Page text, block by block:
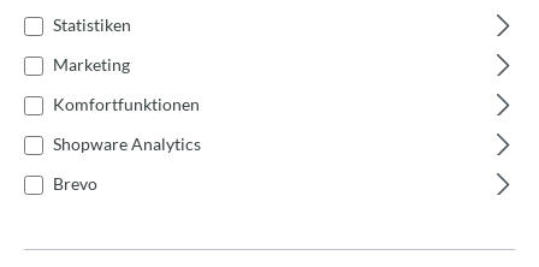
Durchschnittliche Bewertung von 4.8 von 5
Rauchanschluss, Ziegelbogen und
Statistiken
Marketing
Komfortfunktionen
Shopware Analytics
Brevo